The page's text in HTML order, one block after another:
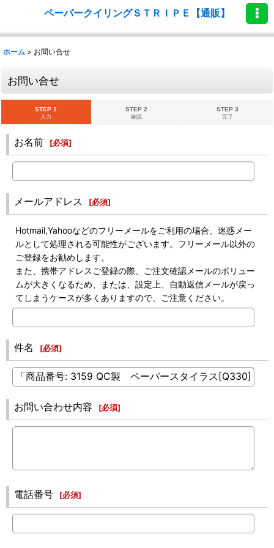
ペーパークイリングＳＴＲＩＰＥ【通販】
ホーム > お問い合せ
お問い合せ
STEP 1
入力
STEP 2
確認
STEP 3
完了
お名前 [必須]
メールアドレス [必須]
Hotmail,Yahooなどのフリーメールをご利用の場合、迷惑メー
ルとして処理される可能性がございます。フリーメール以外の
ご登録をお勧めします。
また、携帯アドレスご登録の際、ご注文確認メールのボリュー
ムが大きくなるため、または、設定上、自動返信メールが戻っ
てしまうケースが多くありますので、ご注意ください。
件名 [必須]
お問い合わせ内容 [必須]
電話番号 [必須]